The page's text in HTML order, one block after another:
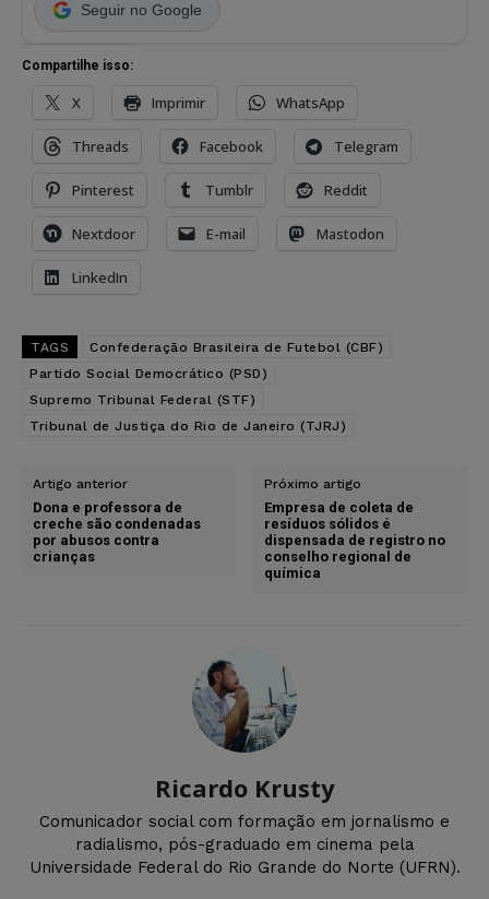
Seguir no Google
Compartilhe isso:
X Imprimir WhatsApp
Threads Facebook Telegram
Pinterest Tumblr Reddit
Nextdoor E-mail Mastodon
LinkedIn
TAGS
Confederação Brasileira de Futebol (CBF)
Partido Social Democrático (PSD)
Supremo Tribunal Federal (STF)
Tribunal de Justiça do Rio de Janeiro (TJRJ)
Artigo anterior
Dona e professora de
creche são condenadas
por abusos contra
crianças
Próximo artigo
Empresa de coleta de
resíduos sólidos é
dispensada de registro no
conselho regional de
química
Ricardo Krusty
Comunicador social com formação em jornalismo e
radialismo, pós-graduado em cinema pela
Universidade Federal do Rio Grande do Norte (UFRN).